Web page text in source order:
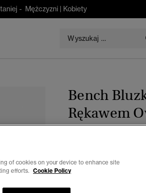
- Mężczyzni | Kobiety
Bench
Rękawem
Paski oliwkowo-
of cookies on your device to enhance site
efforts. Cookie Policy